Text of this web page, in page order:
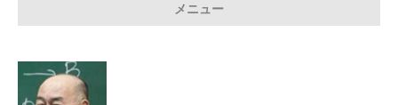
メニュー